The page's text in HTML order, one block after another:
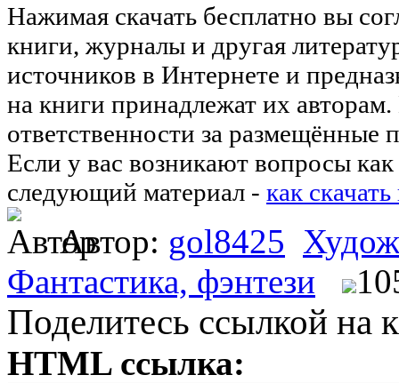
Нажимая скачать бесплатно вы
книги, журналы и другая
источников в Интернете и
на книги принадлежат их
ответственности за размещённые
Если у вас возникают вопросы как
следующий материал - как
Автор: gol8425
Фантастика, фэнтези
Поделитесь ссылкой на
HTML ссылка: